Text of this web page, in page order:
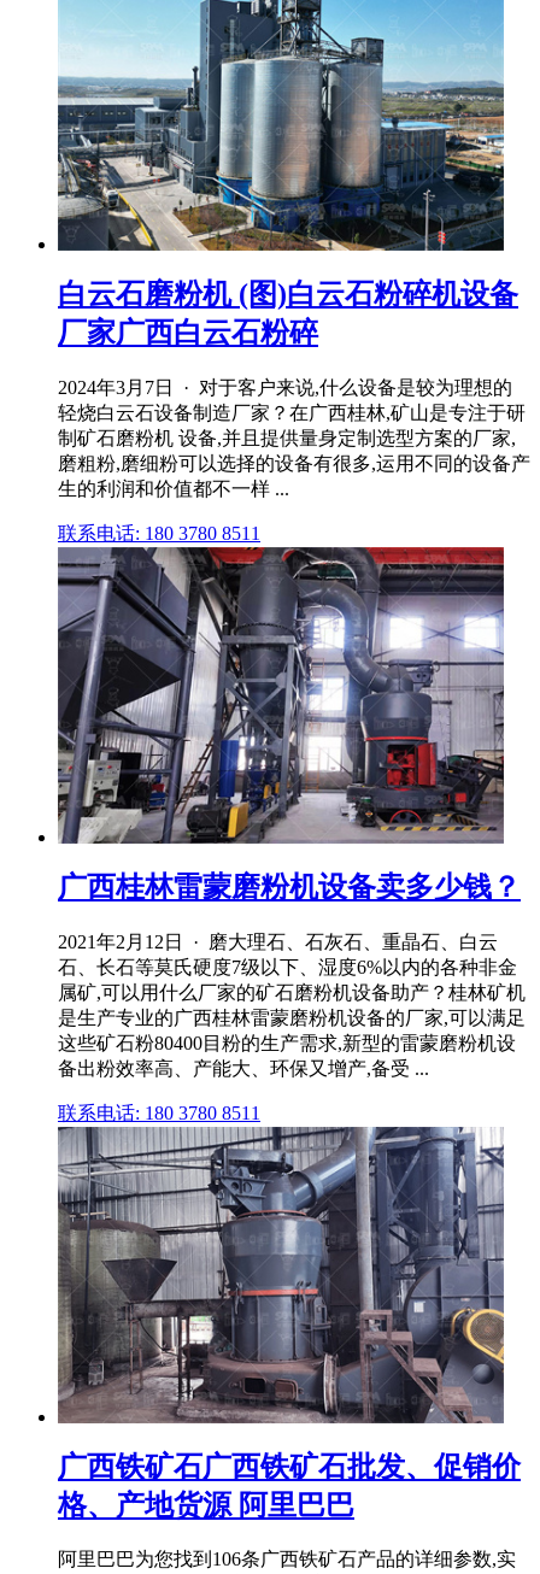
白云石磨粉机 (图)白云石粉碎机设备
厂家广西白云石粉碎
2024年3月7日 · 对于客户来说,什么设备是较为理想的
轻烧白云石设备制造厂家？在广西桂林,矿山是专注于研
制矿石磨粉机 设备,并且提供量身定制选型方案的厂家,
磨粗粉,磨细粉可以选择的设备有很多,运用不同的设备产
生的利润和价值都不一样 ...
联系电话: 180 3780 8511
广西桂林雷蒙磨粉机设备卖多少钱？
2021年2月12日 · 磨大理石、石灰石、重晶石、白云
石、长石等莫氏硬度7级以下、湿度6%以内的各种非金
属矿,可以用什么厂家的矿石磨粉机设备助产？桂林矿机
是生产专业的广西桂林雷蒙磨粉机设备的厂家,可以满足
这些矿石粉80400目粉的生产需求,新型的雷蒙磨粉机设
备出粉效率高、产能大、环保又增产,备受 ...
联系电话: 180 3780 8511
广西铁矿石广西铁矿石批发、促销价
格、产地货源 阿里巴巴
阿里巴巴为您找到106条广西铁矿石产品的详细参数,实